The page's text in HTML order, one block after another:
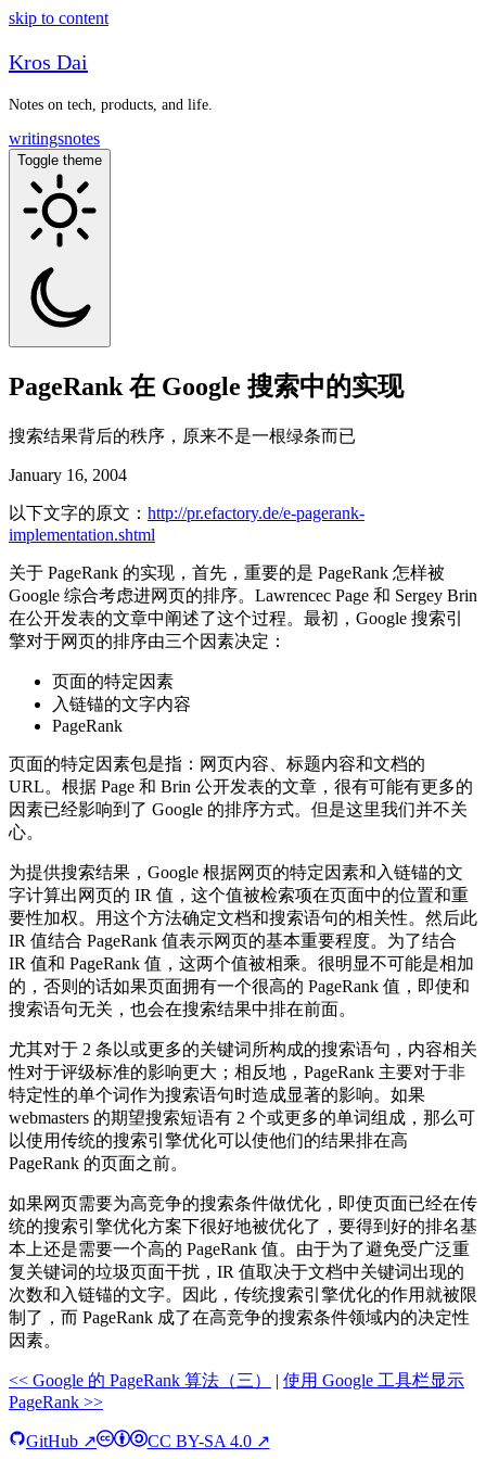
skip to content
Kros Dai
Notes on tech, products, and life.
writingsnotes
Toggle theme
PageRank 在 Google 搜索中的实现
搜索结果背后的秩序，原来不是一根绿条而已
January 16, 2004
以下文字的原文： http://pr.efactory.de/e-pagerank-
implementation.shtml
关于 PageRank 的实现，首先，重要的是 PageRank 怎样被
Google 综合考虑进网页的排序。Lawrencec Page 和 Sergey Brin
在公开发表的文章中阐述了这个过程。最初，Google 搜索引
擎对于网页的排序由三个因素决定：
页面的特定因素
入链锚的文字内容
PageRank
页面的特定因素包是指：网页内容、标题内容和文档的
URL。根据 Page 和 Brin 公开发表的文章，很有可能有更多的
因素已经影响到了 Google 的排序方式。但是这里我们并不关
心。
为提供搜索结果，Google 根据网页的特定因素和入链锚的文
字计算出网页的 IR 值，这个值被检索项在页面中的位置和重
要性加权。用这个方法确定文档和搜索语句的相关性。然后此
IR 值结合 PageRank 值表示网页的基本重要程度。为了结合
IR 值和 PageRank 值，这两个值被相乘。很明显不可能是相加
的，否则的话如果页面拥有一个很高的 PageRank 值，即使和
搜索语句无关，也会在搜索结果中排在前面。
尤其对于 2 条以或更多的关键词所构成的搜索语句，内容相关
性对于评级标准的影响更大；相反地，PageRank 主要对于非
特定性的单个词作为搜索语句时造成显著的影响。如果
webmasters 的期望搜索短语有 2 个或更多的单词组成，那么可
以使用传统的搜索引擎优化可以使他们的结果排在高
PageRank 的页面之前。
如果网页需要为高竞争的搜索条件做优化，即使页面已经在传
统的搜索引擎优化方案下很好地被优化了，要得到好的排名基
本上还是需要一个高的 PageRank 值。由于为了避免受广泛重
复关键词的垃圾页面干扰，IR 值取决于文档中关键词出现的
次数和入链锚的文字。因此，传统搜索引擎优化的作用就被限
制了，而 PageRank 成了在高竞争的搜索条件领域内的决定性
因素。
<< Google 的 PageRank 算法（三） | 使用 Google 工具栏显示
PageRank >>
GitHub ↗ CC BY-SA 4.0 ↗